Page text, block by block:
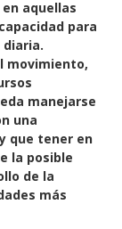
aquellas
para
diaria.
movimiento,
manejarse
una
que tener en
la posible
de la
más